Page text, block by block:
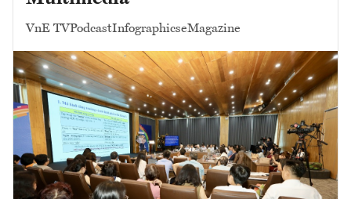
VnE TVPodcastInfographicseMagazine